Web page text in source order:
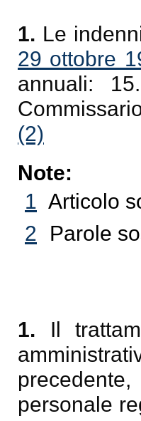
1. Le
29 ottobre
annuali:
(2)
Note:
1 Articolo
2
Parole
1. Il
personale